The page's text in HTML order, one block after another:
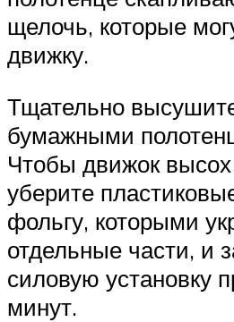
щелочь, которые
движку.
Тщательно
бумажными
Чтобы движок высох
уберите
фольгу, которыми
отдельные части, и
силовую установку
минут.